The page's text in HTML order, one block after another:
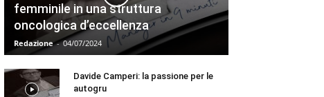
femminile in una struttura
oncologica d’eccellenza
Redazione - 04/07/2024
Davide Camperi: la passione per le
autogru